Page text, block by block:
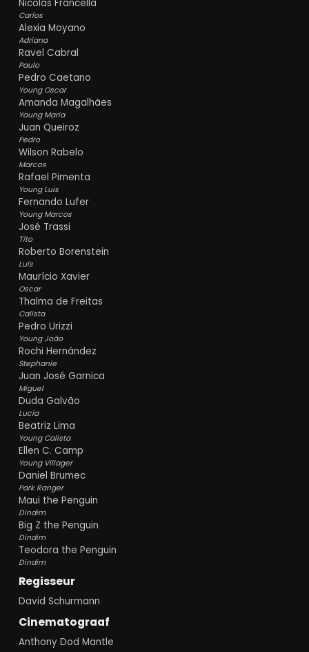
Nicolás Francella
Carlos
Alexia Moyano
Adriana
Ravel Cabral
Paulo
Pedro Caetano
Young Oscar
Amanda Magalhães
Young Maria
Juan Queiroz
Pedro
Wilson Rabelo
Marcos
Rafael Pimenta
Young Luis
Fernando Lufer
Young Marcos
José Trassi
Tito
Roberto Borenstein
Luis
Maurício Xavier
Oscar
Thalma de Freitas
Calista
Pedro Urizzi
Young João
Rochi Hernández
Stephanie
Juan José Garnica
Miguel
Duda Galvão
Lucia
Beatriz Lima
Young Calista
Ellen C. Camp
Young Villager
Daniel Brumec
Park Ranger
Maui the Penguin
Dindim
Big Z the Penguin
Dindim
Teodora the Penguin
Dindim
Regisseur
David Schurmann
Cinematograaf
Anthony Dod Mantle